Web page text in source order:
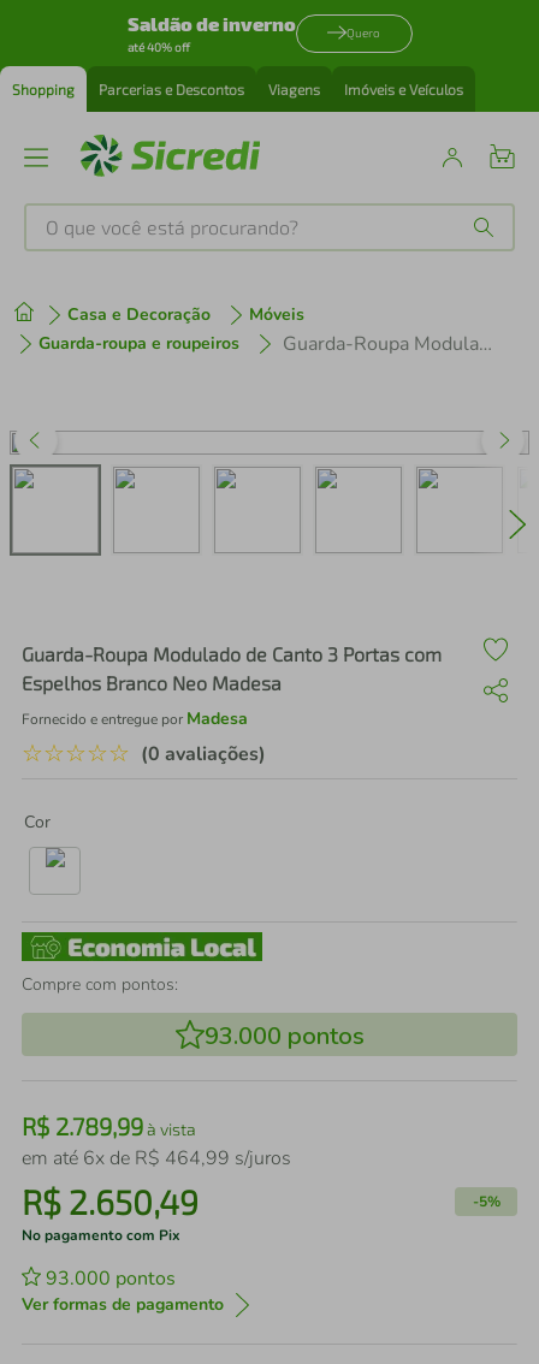
Saldão de inverno
até 40% off
Quero
Shopping Parcerias e Descontos Viagens Imóveis e Veículos
O que você está procurando?
Casa e Decoração
Móveis
Guarda-roupa e roupeiros
Guarda-Roupa Modulado de Canto 3 Portas com Espelhos Branco Neo Madesa
Guarda-Roupa Modulado de Canto 3 Portas com
Espelhos Branco Neo Madesa
Fornecido e entregue por Madesa
☆☆☆☆☆ (0 avaliações)
Cor
Compre com pontos:
93.000 pontos
R$ 2.789,99à vista
em até 6x de R$ 464,99 s/juros
R$ 2.650,49 -5%
No pagamento com Pix
93.000 pontos
Ver formas de pagamento
1º tenis
3º perfume